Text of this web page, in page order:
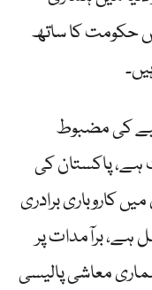
حکومت کا ساتھ
کی مضبوط
پاکستان کی
کاروباری برادری
ہے، برآمدات پر
معاشی پالیسی